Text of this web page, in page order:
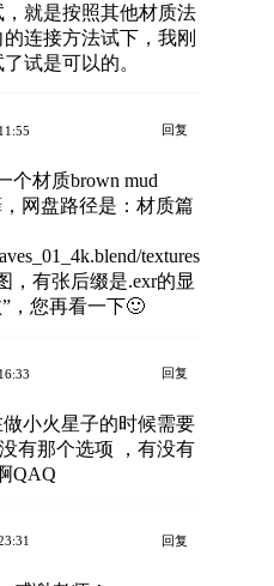
，就是按照其他材质法
的连接方法试下，我刚
了试是可以的。
回复
个材质brown mud
，网盘路径是：材质篇
textures
，有张后缀是.exr的显
，您再看一下🙂
回复
小火星子的时候需要
有那个选项 ，有没有
QAQ
回复